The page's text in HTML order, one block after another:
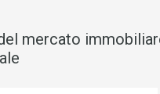
mercato